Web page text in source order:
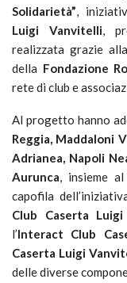
Solidarietà” ,
Luigi Vanvitelli,
realizzata grazie
della Fondazione
rete di club e
Al progetto hanno
Reggia, Maddaloni
Adrianea, Napoli
Aurunca , insieme al
capofila
Club Caserta
l’Interact Club
Caserta Luigi
delle diverse